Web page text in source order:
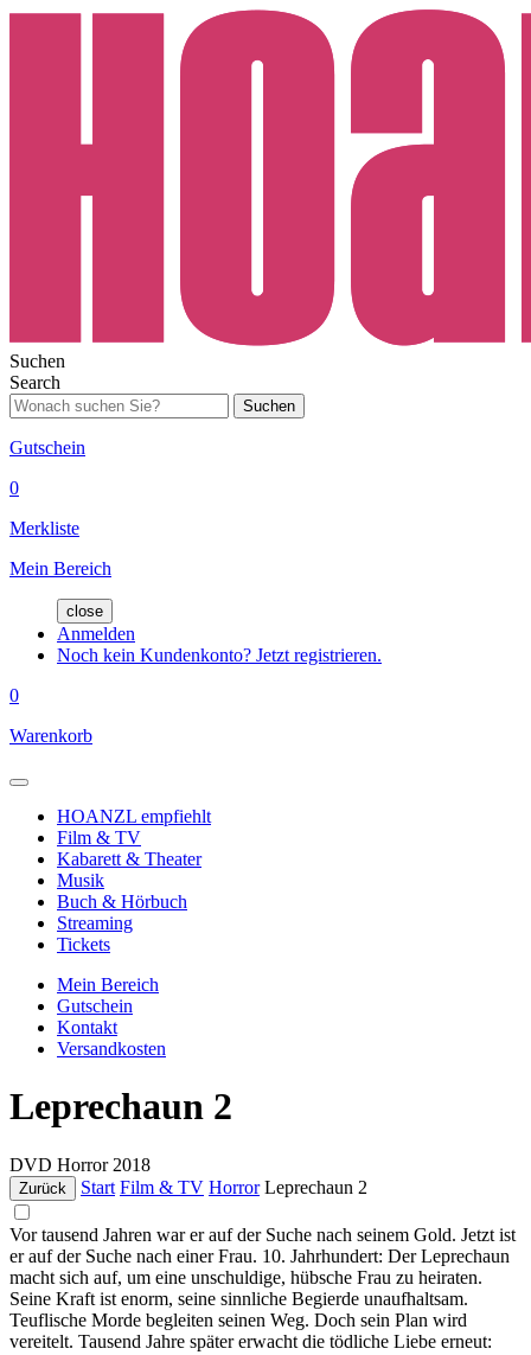
Suchen
Search
Suchen
Gutschein
0
Merkliste
Mein Bereich
close
Anmelden
Noch kein Kundenkonto? Jetzt registrieren.
0
Warenkorb
HOANZL empfiehlt
Film & TV
Kabarett & Theater
Musik
Buch & Hörbuch
Streaming
Tickets
Mein Bereich
Gutschein
Kontakt
Versandkosten
Leprechaun 2
DVD Horror 2018
Zurück Start Film & TV Horror Leprechaun 2
Vor tausend Jahren war er auf der Suche nach seinem Gold. Jetzt ist
er auf der Suche nach einer Frau. 10. Jahrhundert: Der Leprechaun
macht sich auf, um eine unschuldige, hübsche Frau zu heiraten.
Seine Kraft ist enorm, seine sinnliche Begierde unaufhaltsam.
Teuflische Morde begleiten seinen Weg. Doch sein Plan wird
vereitelt. Tausend Jahre später erwacht die tödliche Liebe erneut: